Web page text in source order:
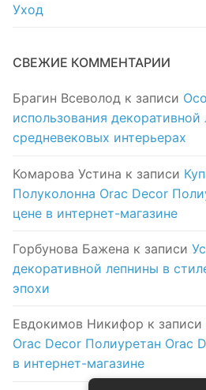
Уход
СВЕЖИЕ КОММЕНТАРИИ
Брагин Всеволод к записи
использования декоративной
средневековых интерьерах
Комарова Устина к записи
Полуколонна Orac Decor
цене в интернет-магазине
Горбунова Бажена к записи
декоративной лепнины в
эпохи
Евдокимов Никифор к записи
Orac Decor Полиуретан Orac
в интернет-магазине